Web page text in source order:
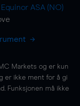
Equinor ASA (NO)
Markets og er kun
er ikke ment for å gi
Funksjonen må ikke